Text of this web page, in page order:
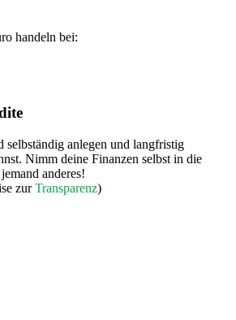
handeln bei:
selbständig anlegen und langfristig
Nimm deine Finanzen selbst in die
anderes!
zurTransparenz)